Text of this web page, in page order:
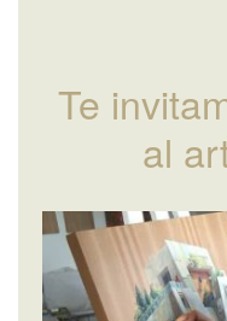
Te
al